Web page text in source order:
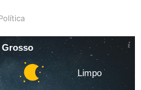
Limpo